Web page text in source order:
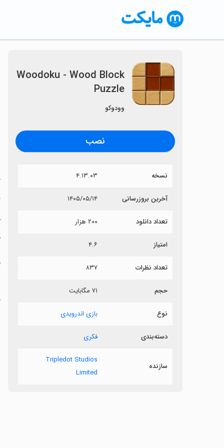
Woodoku - Wood Block
Puzzle
وودوکو
نصب
نسخه ۴.۱۳.۰۳
آخرین بروزرسانی ۱۴۰۵/۰۵/۱۴
تعداد دانلود ۲۰۰ هزار
امتیاز ۴.۶
تعداد نظرات ۸۳۷
حجم ۷۱ مگابایت
نوع بازی اندرویدی
دسته‌بندی فکری
سازنده
Tripledot Studios
Limited